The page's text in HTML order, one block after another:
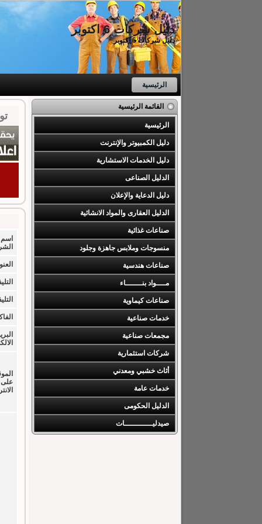
دليل شركات 6 اكتوبر
دليل شركات 6 اكتوبر
الرئيسية
القائمة الرئيسية
الرئيسية
دليل الكمبيوتر والإنترنت
دليل الخدمات الاستشارية
الدليل الصناعى
دليل الدعاية والإعلان
الدليل العقارى والمواد الانشائية
صناعات غذائية
منسوجات وملابس جاهزة وجلود
صناعات هندسية
مــــواد بنـــــــاء
صناعات كيماوية
خدمات صناعية
مجمعات صناعية
شركات استثمارية
أثاث خشبي ومعدني
خدمات عامة
الدليل الحكومى
صيدليــــــــــــات
اسم
على